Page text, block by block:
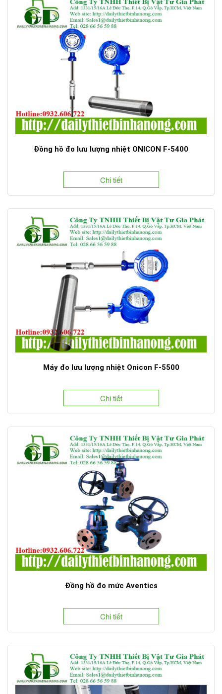
Đồng hồ đo lưu lượng nhiệt ONICON F-5400
Chi tiết
Máy đo lưu lượng nhiệt Onicon F-5500
Chi tiết
Đồng hồ đo mức Aventics
Chi tiết